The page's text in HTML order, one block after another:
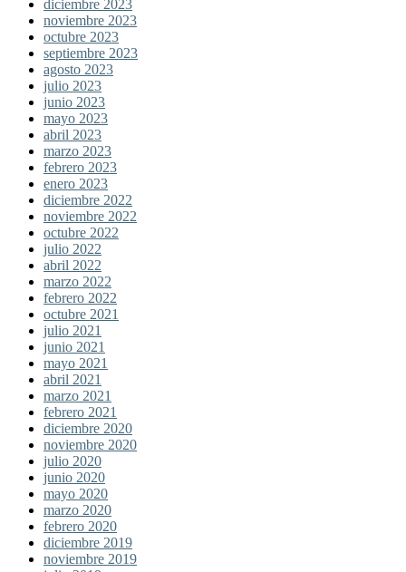
diciembre 2023
noviembre 2023
octubre 2023
septiembre 2023
agosto 2023
julio 2023
junio 2023
mayo 2023
abril 2023
marzo 2023
febrero 2023
enero 2023
diciembre 2022
noviembre 2022
octubre 2022
julio 2022
abril 2022
marzo 2022
febrero 2022
octubre 2021
julio 2021
junio 2021
mayo 2021
abril 2021
marzo 2021
febrero 2021
diciembre 2020
noviembre 2020
julio 2020
junio 2020
mayo 2020
marzo 2020
febrero 2020
diciembre 2019
noviembre 2019